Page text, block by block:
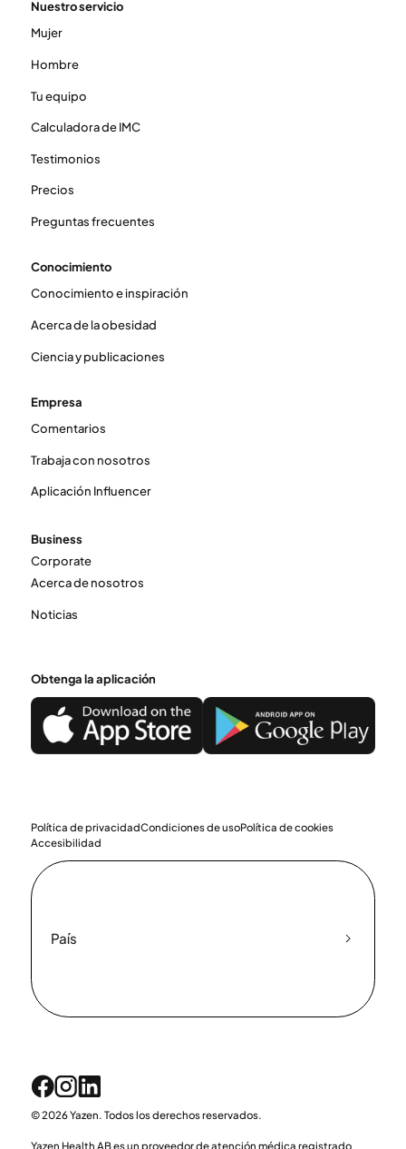
Nuestro servicio
Mujer
Hombre
Tu equipo
Calculadora de IMC
Testimonios
Precios
Preguntas frecuentes
Conocimiento
Conocimiento e inspiración
Acerca de la obesidad
Ciencia y publicaciones
Empresa
Comentarios
Trabaja con nosotros
Aplicación Influencer
Business
Corporate
Acerca de nosotros
Noticias
Obtenga la aplicación
Política de privacidadCondiciones de usoPolítica de cookies
Accesibilidad
País
© 2026 Yazen. Todos los derechos reservados.
Yazen Health AB es un proveedor de atención médica registrado